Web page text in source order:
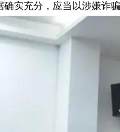
实充分，应当以涉嫌诈